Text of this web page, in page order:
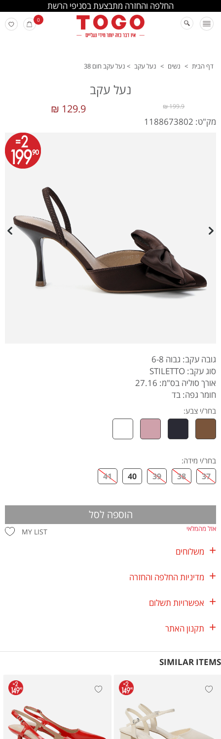
החלפה והחזרה מתבצעת בסניפי הרשת
0
דף הבית > נשים > נעל עקב > נעל עקב חום 38
נעל עקב
129.9 ₪ 199.9 ₪
מק"ט: 1188673802
גובה עקב: גבוה 6-8
סוג עקב: STILETTO
אורך סוליה בס"מ: 27.16
חומר גפה: בד
בחר/י צבע:
בחר/י מידה:
37
38
39
40
41
הוספה לסל
MY LIST אזל מהמלאי
משלוחים
מדיניות החלפה והחזרה
אפשרויות תשלום
תקנון האתר
SIMILAR ITEMS